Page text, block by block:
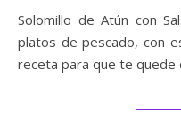
Solomillo de Atún con Salsa de Piquillos, dale vida a tus
platos de pescado, con
receta para que te quede